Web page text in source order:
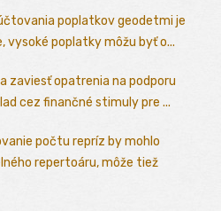
poplatkov geodetmi je
vysoké poplatky môžu byť o...
zaviesť opatrenia na podporu
cez finančné stimuly pre ...
počtu repríz by mohlo
repertoáru, môže tiež